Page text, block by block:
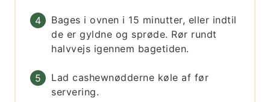
Bages i ovnen i 15 minutter, eller indtil
de er gyldne og sprøde. Rør rundt
halvvejs igennem bagetiden.
Lad cashewnødderne køle af før
servering.